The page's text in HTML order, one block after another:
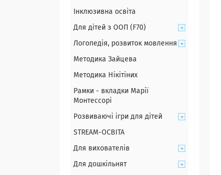
Інклюзивна освіта
Для дітей з ООП (F70)
Логопедія, розвиток мовлення
Методика Зайцева
Методика Нікітіних
Рамки - вкладки Марії
Монтессорі
Розвиваючі ігри для дітей
STREAM-ОСВІТА
Для вихователів
Для дошкільнят